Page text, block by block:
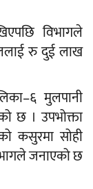
विभागले
रु दुई लाख
मुलपानी
छ । उपभोक्ता
कसुरमा सोही
जनाएको छ